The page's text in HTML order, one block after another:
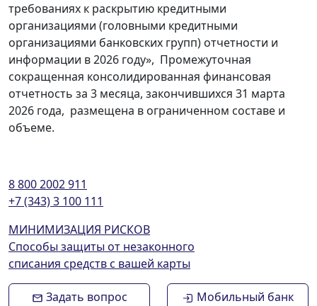
требованиях к раскрытию кредитными
организациями (головными кредитными
организациями банковских групп) отчетности и
информации в 2026 году», Промежуточная
сокращенная консолидированная финансовая
отчетность за 3 месяца, закончившихся 31 марта
2026 года, размещена в ограниченном составе и
объеме.
8 800 2002 911
+7 (343) 3 100 111
МИНИМИЗАЦИЯ РИСКОВ
Способы защиты от незаконного
списания средств с вашей карты
Задать вопрос Мобильный банк